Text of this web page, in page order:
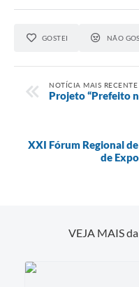
GOSTEI NÃO
NOTÍCIA MAIS RECENTE
Projeto “Prefeito
XXI Fórum Regional
de
VEJA MAIS